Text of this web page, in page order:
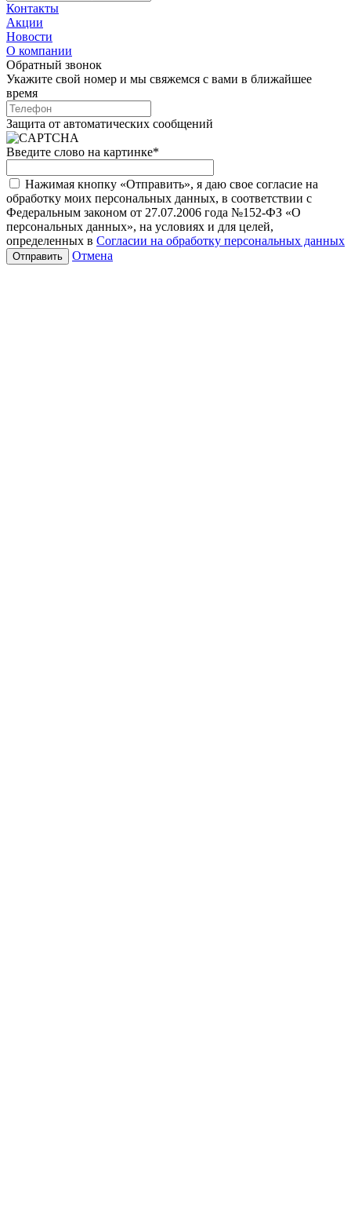
Контакты
Акции
Новости
О компании
Обратный звонок
Укажите свой номер и мы свяжемся с вами в ближайшее
время
Защита от автоматических сообщений
Введите слово на картинке*
Нажимая кнопку «Отправить», я даю свое согласие на
обработку моих персональных данных, в соответствии с
Федеральным законом от 27.07.2006 года №152-ФЗ «О
персональных данных», на условиях и для целей,
определенных в Согласии на обработку персональных данных
Отмена